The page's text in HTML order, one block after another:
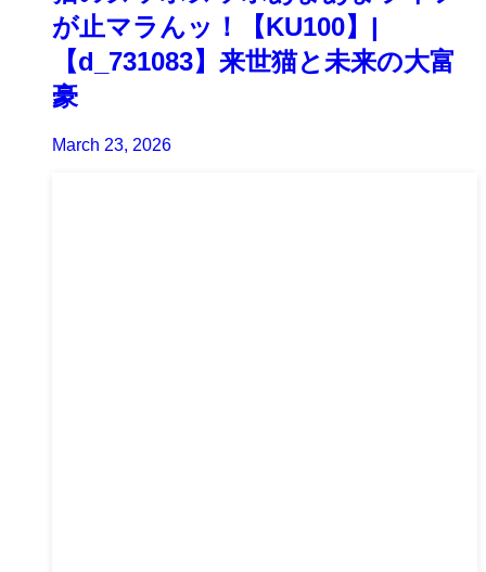
が止マラんッ！【KU100】|
【d_731083】来世猫と未来の大富
豪
March 23, 2026